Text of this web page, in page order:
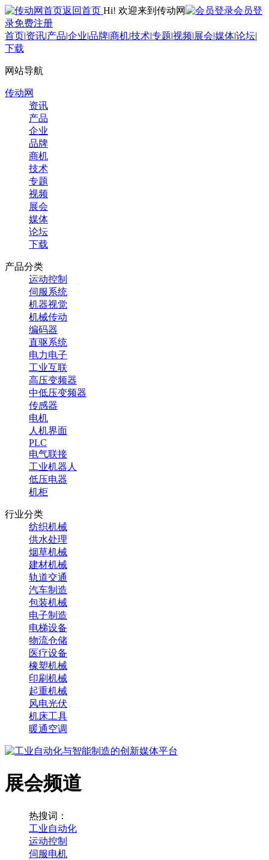
返回首页 Hi! 欢迎来到传动网
会员登
录免费注册
首页|资讯|产品|企业|品牌|商机|技术|专题|视频|展会|媒体|论坛|
下载
网站导航
传动网
资讯
产品
企业
品牌
商机
技术
专题
视频
展会
媒体
论坛
下载
产品分类
运动控制
伺服系统
机器视觉
机械传动
编码器
直驱系统
电力电子
工业互联
高压变频器
中低压变频器
传感器
电机
人机界面
PLC
电气联接
工业机器人
低压电器
机柜
行业分类
纺织机械
供水处理
烟草机械
建材机械
轨道交通
汽车制造
包装机械
电子制造
电梯设备
物流仓储
医疗设备
橡塑机械
印刷机械
起重机械
风电光伏
机床工具
暖通空调
展会频道
热搜词：
工业自动化
运动控制
伺服电机